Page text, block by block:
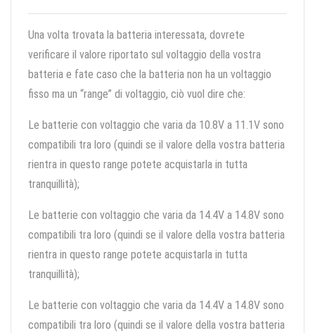
Una volta trovata la batteria interessata, dovrete
verificare il valore riportato sul voltaggio della vostra
batteria e fate caso che la batteria non ha un voltaggio
fisso ma un “range” di voltaggio, ciò vuol dire che:
Le batterie con voltaggio che varia da 10.8V a 11.1V sono
compatibili tra loro (quindi se il valore della vostra batteria
rientra in questo range potete acquistarla in tutta
tranquillità);
Le batterie con voltaggio che varia da 14.4V a 14.8V sono
compatibili tra loro (quindi se il valore della vostra batteria
rientra in questo range potete acquistarla in tutta
tranquillità);
Le batterie con voltaggio che varia da 14.4V a 14.8V sono
compatibili tra loro (quindi se il valore della vostra batteria